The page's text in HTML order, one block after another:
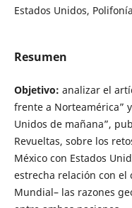
Estados Unidos,
Resumen
Objetivo: analizar el
frente a Norteamérica”
Unidos de mañana”,
Revueltas, sobre los
México con Estados
estrecha relación con el
Mundial– las razones